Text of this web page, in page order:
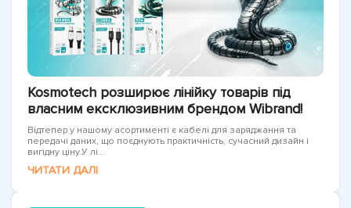
Kosmotech розширює лінійку товарів під
власним ексклюзивним брендом Wibrand!
Відтепер у нашому асортименті є кабелі для заряджання та
передачі даних, що поєднують практичність, сучасний дизайн і
вигідну ціну.У лі...
ЧИТАТИ ДАЛІ